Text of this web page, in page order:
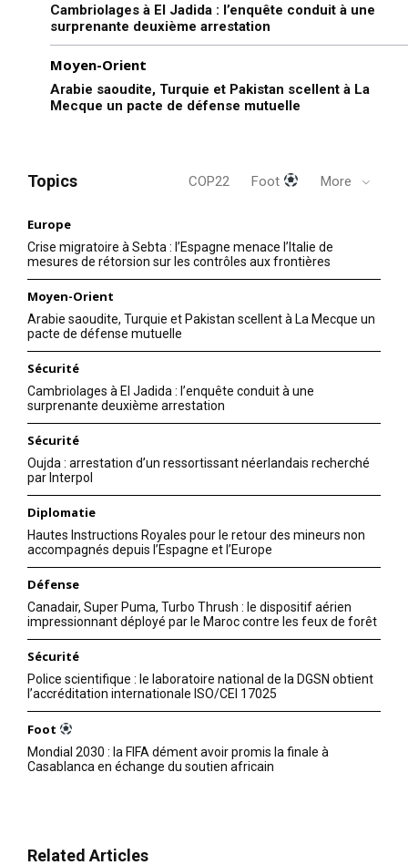
Cambriolages à El Jadida : l’enquête conduit à une
surprenante deuxième arrestation
Moyen-Orient
Arabie saoudite, Turquie et Pakistan scellent à La
Mecque un pacte de défense mutuelle
Topics COP22 Foot More
Europe
Crise migratoire à Sebta : l’Espagne menace l’Italie de
mesures de rétorsion sur les contrôles aux frontières
Moyen-Orient
Arabie saoudite, Turquie et Pakistan scellent à La Mecque un
pacte de défense mutuelle
Sécurité
Cambriolages à El Jadida : l’enquête conduit à une
surprenante deuxième arrestation
Sécurité
Oujda : arrestation d’un ressortissant néerlandais recherché
par Interpol
Diplomatie
Hautes Instructions Royales pour le retour des mineurs non
accompagnés depuis l’Espagne et l’Europe
Défense
Canadair, Super Puma, Turbo Thrush : le dispositif aérien
impressionnant déployé par le Maroc contre les feux de forêt
Sécurité
Police scientifique : le laboratoire national de la DGSN obtient
l’accréditation internationale ISO/CEI 17025
Foot
Mondial 2030 : la FIFA dément avoir promis la finale à
Casablanca en échange du soutien africain
Related Articles